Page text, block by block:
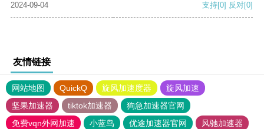
2024-09-04
支持[0] 反对[0]
友情链接
网站地图 QuickQ 旋风加速度器
旋风加速
坚果加速器
tiktok加速器
狗急加速器官网
免费vqn外网加速
小蓝鸟 优途加速器官网
风驰加速器